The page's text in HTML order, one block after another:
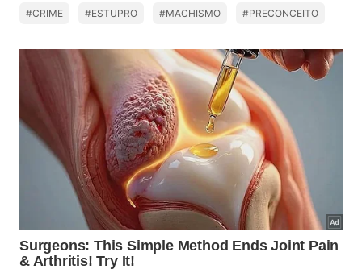
#CRIME #ESTUPRO #MACHISMO #PRECONCEITO